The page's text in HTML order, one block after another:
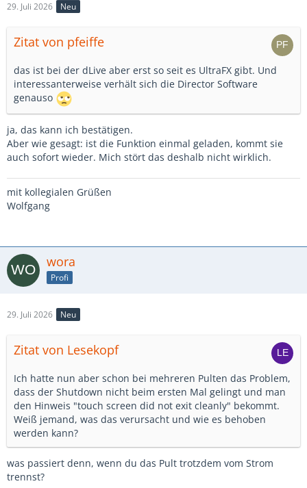
29. Juli 2026 Neu
Zitat von pfeiffe
das ist bei der dLive aber erst so seit es UltraFX gibt. Und
interessanterweise verhält sich die Director Software
genauso
ja, das kann ich bestätigen.
Aber wie gesagt: ist die Funktion einmal geladen, kommt sie
auch sofort wieder. Mich stört das deshalb nicht wirklich.
mit kollegialen Grüßen
Wolfgang
wora
Profi
29. Juli 2026 Neu
Zitat von Lesekopf
Ich hatte nun aber schon bei mehreren Pulten das Problem,
dass der Shutdown nicht beim ersten Mal gelingt und man
den Hinweis "touch screen did not exit cleanly" bekommt.
Weiß jemand, was das verursacht und wie es behoben
werden kann?
was passiert denn, wenn du das Pult trotzdem vom Strom
trennst?